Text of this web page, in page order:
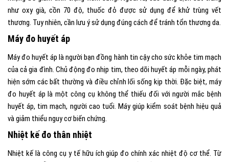
như oxy già, cồn 70 độ, thuốc đỏ được sử dụng để khử trùng vết
thương. Tuy nhiên, cần lưu ý sử dụng đúng cách để tránh tổn thương da.
Máy đo huyết áp
Máy đo huyết áp là người bạn đồng hành tin cậy cho sức khỏe tim mạch
của cả gia đình. Chủ động đo nhịp tim, theo dõi huyết áp mỗi ngày, phát
hiện sớm các bất thường và điều chỉnh lối sống kịp thời. Đặc biệt, máy
đo huyết áp là một công cụ không thể thiếu đối với người mắc bệnh
huyết áp, tim mạch, người cao tuổi. Máy giúp kiểm soát bệnh hiệu quả
và giảm thiểu nguy cơ biến chứng.
Nhiệt kế đo thân nhiệt
Nhiệt kế là công cụ y tế hữu ích giúp đo chính xác nhiệt độ cơ thể. Từ